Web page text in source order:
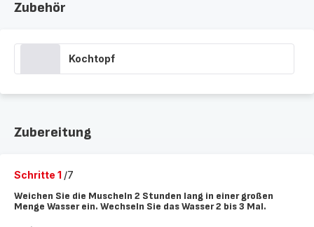
Zubehör
Kochtopf
Zubereitung
Schritte 1 /7
Weichen Sie die Muscheln 2 Stunden lang in einer großen
Menge Wasser ein. Wechseln Sie das Wasser 2 bis 3 Mal.